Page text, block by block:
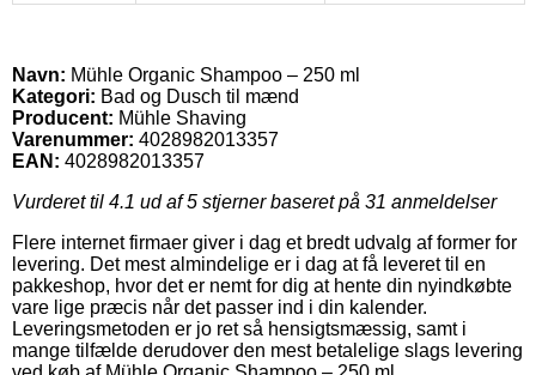
Navn: Mühle Organic Shampoo – 250 ml
Kategori: Bad og Dusch til mænd
Producent: Mühle Shaving
Varenummer: 4028982013357
EAN: 4028982013357
Vurderet til 4.1 ud af 5 stjerner baseret på 31 anmeldelser
Flere internet firmaer giver i dag et bredt udvalg af former for
levering. Det mest almindelige er i dag at få leveret til en
pakkeshop, hvor det er nemt for dig at hente din nyindkøbte
vare lige præcis når det passer ind i din kalender.
Leveringsmetoden er jo ret så hensigtsmæssig, samt i
mange tilfælde derudover den mest betalelige slags levering